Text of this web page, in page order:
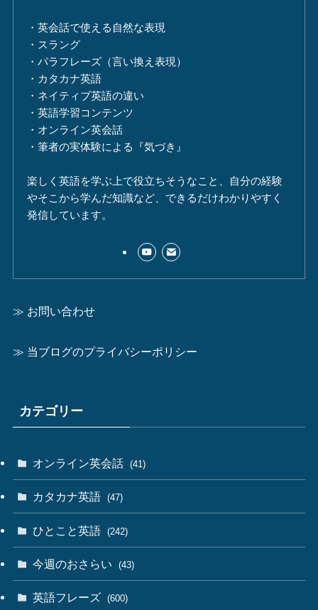
・英会話で使える自然な表現
・スラング
・パラフレーズ（言い換え表現）
・カタカナ英語
・ネイティブ英語の違い
・英語学習コンテンツ
・オンライン英会話
・筆者の実体験による『気づき』
楽しく英語を学ぶ上で役立ちそうなこと、自分の経験
やそこから学んだ知識など、できるだけわかりやすく
発信しています。
≫ お問い合わせ
≫ 当ブログのプライバシーポリシー
カテゴリー
オンライン英会話 (41)
カタカナ英語 (47)
ひとこと英語 (242)
今週のおさらい (43)
英語フレーズ (600)